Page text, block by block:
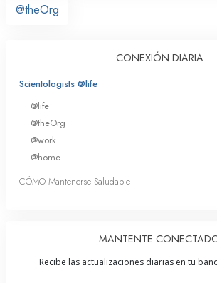
@theOrg
CONEXIÓN DIARIA
Scientologists @life
@life
@theOrg
@work
@home
CÓMO Mantenerse Saludable
MANTENTE
Recibe las actualizaciones diarias en tu